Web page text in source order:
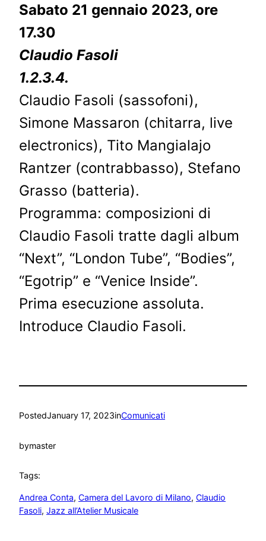
Sabato 21 gennaio 2023, ore
17.30
Claudio Fasoli
1.2.3.4.
Claudio Fasoli (sassofoni),
Simone Massaron (chitarra, live
electronics), Tito Mangialajo
Rantzer (contrabbasso), Stefano
Grasso (batteria).
Programma: composizioni di
Claudio Fasoli tratte dagli album
“Next”, “London Tube”, “Bodies”,
“Egotrip” e “Venice Inside”.
Prima esecuzione assoluta.
Introduce Claudio Fasoli.
PostedJanuary 17, 2023inComunicati
bymaster
Tags:
Andrea Conta, Camera del Lavoro di Milano, Claudio
Fasoli, Jazz all’Atelier Musicale